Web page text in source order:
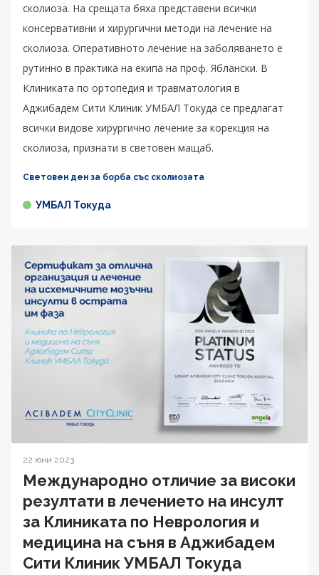
сколиоза. На срещата бяха представени всички
консервативни и хирургични методи на лечение на
сколиоза. Оперативното лечение на заболяването е
рутинно в практика на екипа на проф. Яблански. В
Клиниката по ортопедия и травматология в
Аджибадем Сити Клиник УМБАЛ Токуда се предлагат
всички видове хирургично лечение за корекция на
сколиоза, признати в световен мащаб.
Световен ден за борба със сколиозата
УМБАЛ Токуда
22 юни 2023
Международно отличие за високи
резултати в лечението на инсулт
за Клиниката по Неврология и
медицина на съня в Аджибадем
Сити Клиник УМБАЛ Токуда